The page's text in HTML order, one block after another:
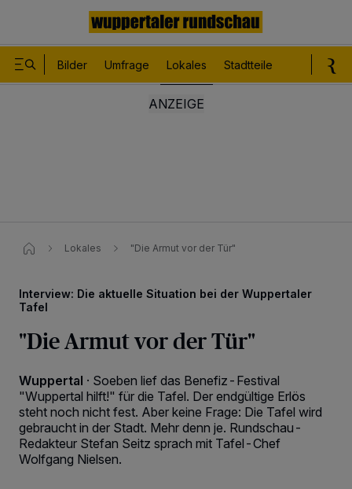
Bilder Umfrage Lokales Stadtteile
Lokales "Die Armut vor der Tür"
Interview: Die aktuelle Situation bei der Wuppertaler
Tafel
"Die Armut vor der Tür"
Wuppertal · Soeben lief das Benefiz-Festival
"Wuppertal hilft!" für die Tafel. Der endgültige Erlös
steht noch nicht fest. Aber keine Frage: Die Tafel wird
gebraucht in der Stadt. Mehr denn je. Rundschau-
Redakteur Stefan Seitz sprach mit Tafel-Chef
Wolfgang Nielsen.